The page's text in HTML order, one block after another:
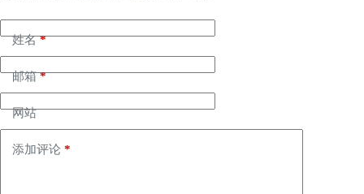
姓名*
邮箱*
网站
添加评论 *